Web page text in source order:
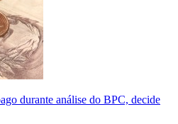
durante análise do BPC, decide